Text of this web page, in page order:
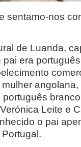
sentamo-nos
de Luanda,
era
Leite e
o pai